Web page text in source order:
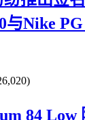
与Nike
84 Low